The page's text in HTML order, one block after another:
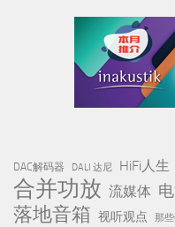
DAC解码器 DALI 达尼 HiFi人生
合并功放 流媒体
落地音箱 视听观点 那